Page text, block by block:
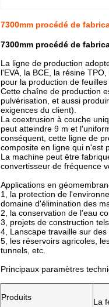
7300mm procédé de
7300mm procédé de
La ligne de production
l'EVA, la BCE, la résine
pour la production de
Cette chaîne de production
pulvérisation, et aussi
exigences du client).
La coextrusion à couche
peut atteindre 9 m et
conséquent, cette ligne de
composite en ligne qui n'est
La machine peut être
convertisseur de fréquence
Applications en
1, la protection de
domaine d'élimination des
2, la conservation de l'eau
3, projets de construction
4, Lanscape travaille sur
5, les réservoirs agricoles,
tunnels, etc.
Principaux paramètres
Produits La